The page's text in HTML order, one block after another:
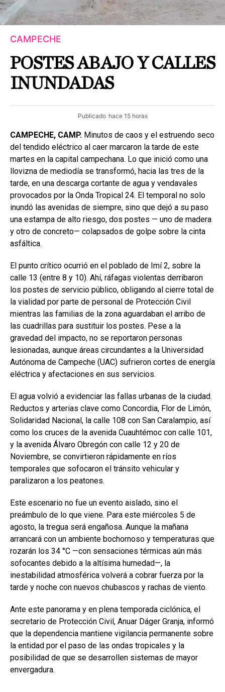
CAMPECHE
POSTES ABAJO Y CALLES
INUNDADAS
Publicado hace 15 horas
CAMPECHE, CAMP. Minutos de caos y el estruendo seco
del tendido eléctrico al caer marcaron la tarde de este
martes en la capital campechana. Lo que inició como una
llovizna de mediodía se transformó, hacia las tres de la
tarde, en una descarga cortante de agua y vendavales
provocados por la Onda Tropical 24. El temporal no solo
inundó las avenidas de siempre, sino que dejó a su paso
una estampa de alto riesgo, dos postes — uno de madera
y otro de concreto— colapsados de golpe sobre la cinta
asfáltica.
El punto crítico ocurrió en el poblado de Imí 2, sobre la
calle 13 (entre 8 y 10). Ahí, ráfagas violentas derribaron
los postes de servicio público, obligando al cierre total de
la vialidad por parte de personal de Protección Civil
mientras las familias de la zona aguardaban el arribo de
las cuadrillas para sustituir los postes. Pese a la
gravedad del impacto, no se reportaron personas
lesionadas, aunque áreas circundantes a la Universidad
Autónoma de Campeche (UAC) sufrieron cortes de energía
eléctrica y afectaciones en sus servicios.
El agua volvió a evidenciar las fallas urbanas de la ciudad.
Reductos y arterias clave como Concordia, Flor de Limón,
Solidaridad Nacional, la calle 108 con San Caralampio, así
como los cruces de la avenida Cuauhtémoc con calle 101,
y la avenida Álvaro Obregón con calle 12 y 20 de
Noviembre, se convirtieron rápidamente en ríos
temporales que sofocaron el tránsito vehicular y
paralizaron a los peatones.
Este escenario no fue un evento aislado, sino el
preámbulo de lo que viene. Para este miércoles 5 de
agosto, la tregua será engañosa. Aunque la mañana
arrancará con un ambiente bochornoso y temperaturas que
rozarán los 34 °C —con sensaciones térmicas aún más
sofocantes debido a la altísima humedad—, la
inestabilidad atmosférica volverá a cobrar fuerza por la
tarde y noche con nuevos chubascos y rachas de viento.
Ante este panorama y en plena temporada ciclónica, el
secretario de Protección Civil, Anuar Dáger Granja, informó
que la dependencia mantiene vigilancia permanente sobre
la entidad por el paso de las ondas tropicales y la
posibilidad de que se desarrollen sistemas de mayor
envergadura.